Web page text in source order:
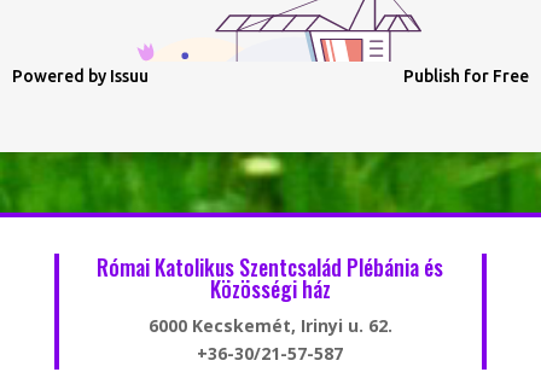
Powered by Issuu Publish for Free
Római Katolikus Szentcsalád Plébánia és
Közösségi ház
6000 Kecskemét, Irinyi u. 62.
+36-30/21-57-587